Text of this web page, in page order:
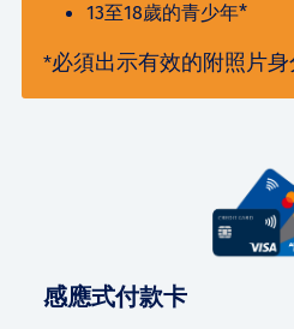
13至18歲的青少年*
*必須出示有效的附照片
感應式付款卡